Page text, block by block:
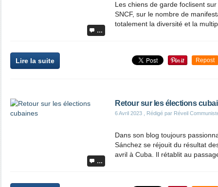
…
Les chiens de garde foclisent
SNCF, sur le nombre de
totalement la diversité et la
Lire la suite Repost
…
Retour sur les élections
6 Avril 2023 , Rédigé par Réveil
Dans son blog toujours
Sánchez se réjouit du résultat
avril à Cuba. Il rétablit au